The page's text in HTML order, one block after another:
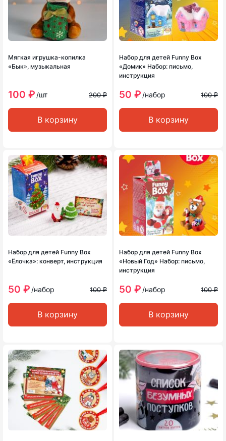
Мягкая игрушка-копилка
«Бык», музыкальная
100 ₽ /шт 200 ₽
В корзину
Набор для детей Funny Box
«Домик» Набор: письмо,
инструкция
50 ₽ /набор 100 ₽
В корзину
Набор для детей Funny Box
«Ёлочка»: конверт, инструкция
50 ₽ /набор 100 ₽
В корзину
Набор для детей Funny Box
«Новый Год» Набор: письмо,
инструкция
50 ₽ /набор 100 ₽
В корзину